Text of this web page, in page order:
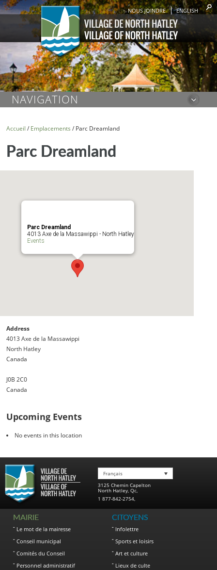
NOUS JOINDRE ENGLISH
NAVIGATION
Accueil / Emplacements / Parc Dreamland
Parc Dreamland
Parc Dreamland
4013 Axe de la Massawippi - North Hatley
Events
Address
4013 Axe de la Massawippi
North Hatley
Canada
J0B 2C0
Canada
Upcoming Events
No events in this location
Français
3125 Chemin Capelton
North Hatley Qc
1 877-842-2754
MAIRIE
Le mot de la mairesse
Conseil municipal
Comités du Conseil
Personnel administratif
CITOYENS
Infolettre
Sports et loisirs
Art et culture
Lieux de culte